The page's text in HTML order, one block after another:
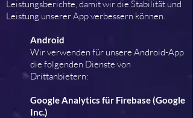
Leistungsberichte, damit wir die Stabilität und
Leistung unserer App verbessern können.
Android
Wir verwenden für unsere Android-App
die folgenden Dienste von
Drittanbietern:
Google Analytics für Firebase (Google
Inc.)